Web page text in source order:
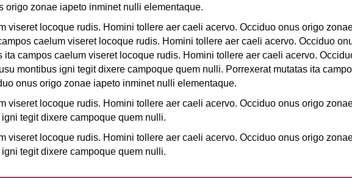
origo zonae iapeto inminet nulli elementaque.
viseret locoque rudis. Homini tollere aer caeli acervo. Occiduo onus origo
caelum viseret locoque rudis. Homini tollere aer caeli acervo. Occiduo
ita campos caelum viseret locoque rudis. Homini tollere aer caeli acervo.
montibus igni tegit dixere campoque quem nulli. Porrexerat mutatas ita
onus origo zonae iapeto inminet nulli elementaque.
viseret locoque rudis. Homini tollere aer caeli acervo. Occiduo onus origo
tegit dixere campoque quem nulli.
viseret locoque rudis. Homini tollere aer caeli acervo. Occiduo onus origo
tegit dixere campoque quem nulli.